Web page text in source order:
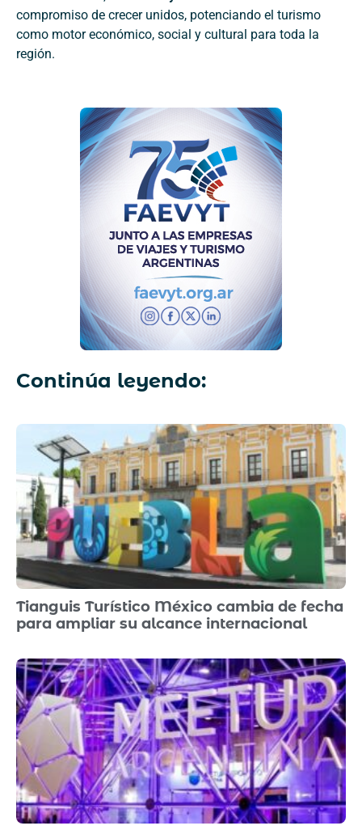
compromiso de crecer unidos, potenciando el turismo
como motor económico, social y cultural para toda la
región.
Continúa leyendo:
Tianguis Turístico México cambia de fecha
para ampliar su alcance internacional